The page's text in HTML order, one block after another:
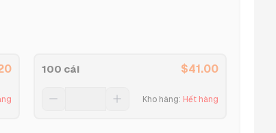
100 cái $41.00
Kho hàng: Hết hàng